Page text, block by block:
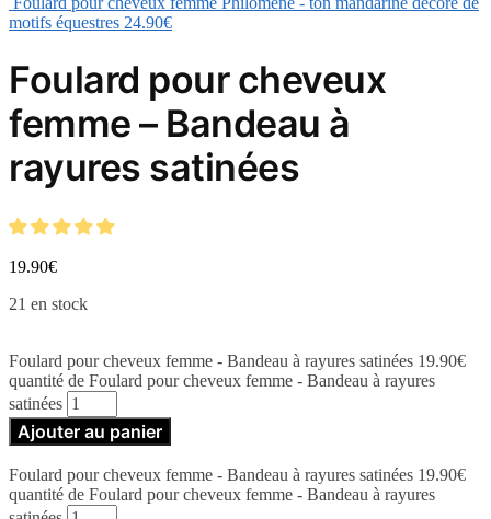
motifs équestres 24.90€
Foulard pour cheveux
femme – Bandeau à
rayures satinées
19.90€
21 en stock
Foulard pour cheveux femme - Bandeau à rayures satinées 19.90€
quantité de Foulard pour cheveux femme - Bandeau à rayures
satinées
Ajouter au panier
Foulard pour cheveux femme - Bandeau à rayures satinées 19.90€
quantité de Foulard pour cheveux femme - Bandeau à rayures